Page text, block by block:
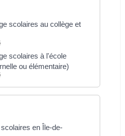
scolaires au collège et
scolaires à l'école
ou élémentaire)
en Île-de-